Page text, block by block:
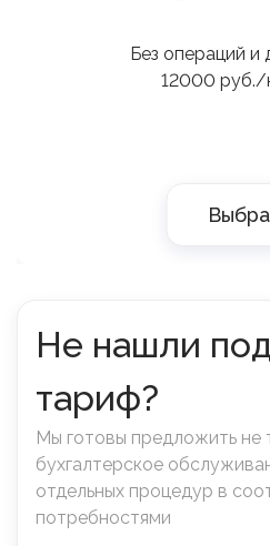
Без операций и
12000 руб./
Не нашли
тариф?
Мы готовы предложить не
бухгалтерское
отдельных процедур в
потребностями